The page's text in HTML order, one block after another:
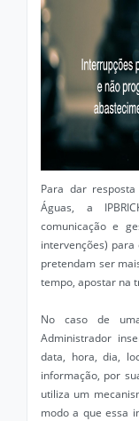
Para dar
Águas, a
comunicação e
intervenções)
pretendam ser
tempo, apostar na
No caso de
Administrador
data, hora, dia,
informação, por
utiliza um
modo a que essa